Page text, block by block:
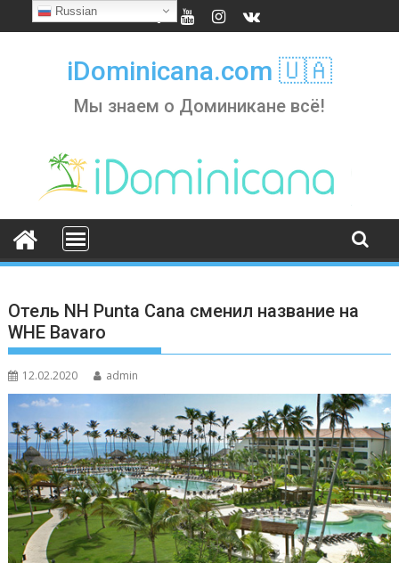
to
iDominicana.com 🇺🇦
Мы знаем о Доминикане всё!
Отель NH Punta Cana сменил название на
WHE Bаvaro
12.02.2020 admin
Russian